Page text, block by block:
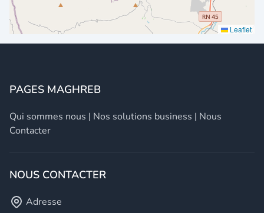
Leaflet
PAGES MAGHREB
Qui sommes nous | Nos solutions business | Nous
Contacter
NOUS CONTACTER
Adresse